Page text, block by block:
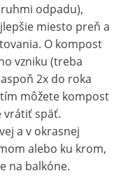
odpadu),
miesto preň a
O kompost
vzniku (treba
2x do roka
môžete kompost
vrátiť späť.
a v okrasnej
alebo ku krom,
na balkóne.